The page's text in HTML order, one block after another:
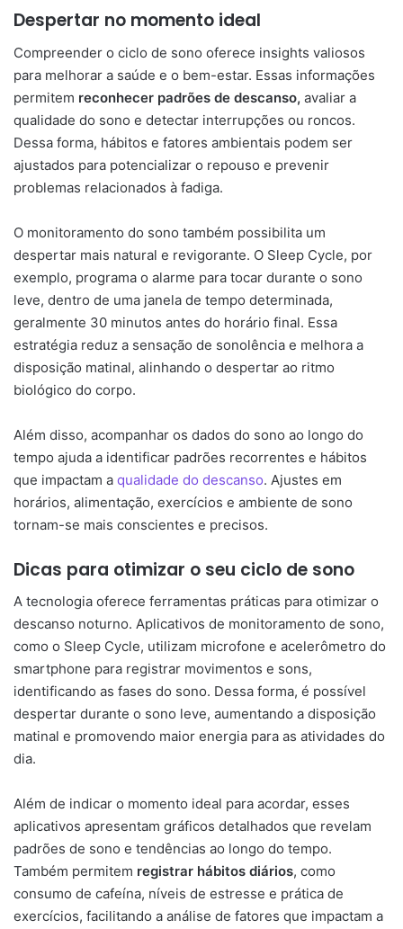
Despertar no momento ideal
Compreender o ciclo de sono oferece insights valiosos
para melhorar a saúde e o bem-estar. Essas informações
permitem reconhecer padrões de descanso, avaliar a
qualidade do sono e detectar interrupções ou roncos.
Dessa forma, hábitos e fatores ambientais podem ser
ajustados para potencializar o repouso e prevenir
problemas relacionados à fadiga.
O monitoramento do sono também possibilita um
despertar mais natural e revigorante. O Sleep Cycle, por
exemplo, programa o alarme para tocar durante o sono
leve, dentro de uma janela de tempo determinada,
geralmente 30 minutos antes do horário final. Essa
estratégia reduz a sensação de sonolência e melhora a
disposição matinal, alinhando o despertar ao ritmo
biológico do corpo.
Além disso, acompanhar os dados do sono ao longo do
tempo ajuda a identificar padrões recorrentes e hábitos
que impactam a qualidade do descanso. Ajustes em
horários, alimentação, exercícios e ambiente de sono
tornam-se mais conscientes e precisos.
Dicas para otimizar o seu ciclo de sono
A tecnologia oferece ferramentas práticas para otimizar o
descanso noturno. Aplicativos de monitoramento de sono,
como o Sleep Cycle, utilizam microfone e acelerômetro do
smartphone para registrar movimentos e sons,
identificando as fases do sono. Dessa forma, é possível
despertar durante o sono leve, aumentando a disposição
matinal e promovendo maior energia para as atividades do
dia.
Além de indicar o momento ideal para acordar, esses
aplicativos apresentam gráficos detalhados que revelam
padrões de sono e tendências ao longo do tempo.
Também permitem registrar hábitos diários, como
consumo de cafeína, níveis de estresse e prática de
exercícios, facilitando a análise de fatores que impactam a